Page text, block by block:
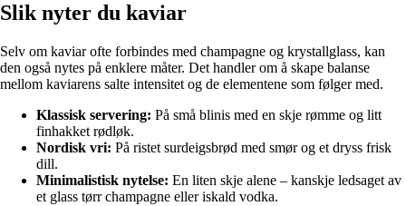
Slik nyter du kaviar
Selv om kaviar ofte forbindes med champagne og krystallglass, kan
den også nytes på enklere måter. Det handler om å skape balanse
mellom kaviarens salte intensitet og de elementene som følger med.
Klassisk servering: På små blinis med en skje rømme og litt
finhakket rødløk.
Nordisk vri: På ristet surdeigsbrød med smør og et dryss frisk
dill.
Minimalistisk nytelse: En liten skje alene – kanskje ledsaget av
et glass tørr champagne eller iskald vodka.